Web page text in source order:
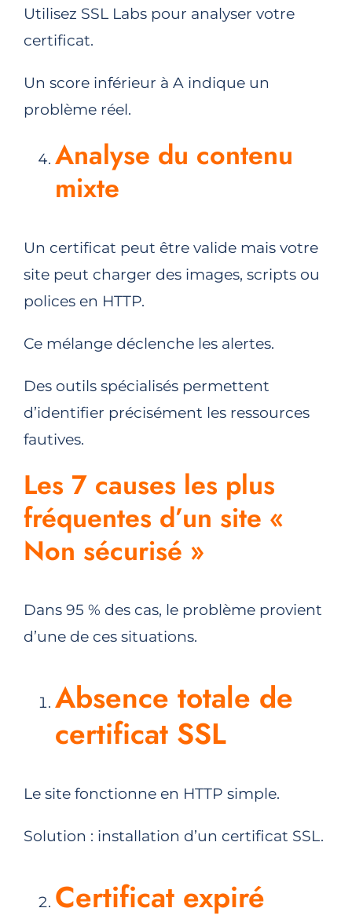
Utilisez SSL Labs pour analyser votre
certificat.
Un score inférieur à A indique un
problème réel.
Analyse du contenu
mixte
Un certificat peut être valide mais votre
site peut charger des images, scripts ou
polices en HTTP.
Ce mélange déclenche les alertes.
Des outils spécialisés permettent
d’identifier précisément les ressources
fautives.
Les 7 causes les plus
fréquentes d’un site «
Non sécurisé »
Dans 95 % des cas, le problème provient
d’une de ces situations.
Absence totale de
certificat SSL
Le site fonctionne en HTTP simple.
Solution : installation d’un certificat SSL.
Certificat expiré